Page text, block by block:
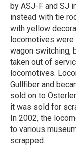
by ASJ-F and SJ
instead with tie
with yellow
locomotives
wagon switching,
taken out of
locomotives.
Gullfiber and
sold on to
it was sold for
In 2002, the
to various
scrapped.